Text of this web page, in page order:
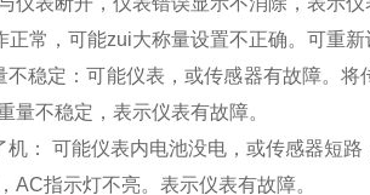
正常，可能zui大称量设置不正确。可重
不稳定：可能仪表，或传感器有故障。
量不稳定，表示仪表有故障。
机： 可能仪表内电池没电，或传感器短
AC指示灯不亮。表示仪表有故障。